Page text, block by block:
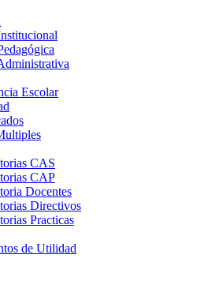
Escolar
CAS
CAP
Docentes
Directivos
Practicas
de Utilidad